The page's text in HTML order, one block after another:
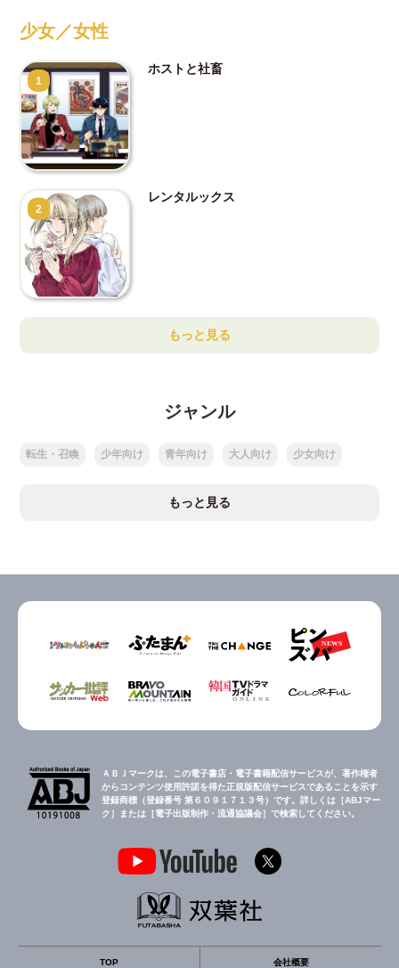
少女／女性
1
ホストと社畜
2
レンタルックス
もっと見る
ジャンル
転生・召喚 少年向け 青年向け 大人向け 少女向け
もっと見る
ＡＢＪマークは、この電子書店・電子書籍配信サービスが、著作権者
からコンテンツ使用許諾を得た正規版配信サービスであることを示す
登録商標（登録番号 第６０９１７１３号）です。詳しくは［ABJマー
ク］または［電子出版制作・流通協議会］で検索してください。
TOP 会社概要